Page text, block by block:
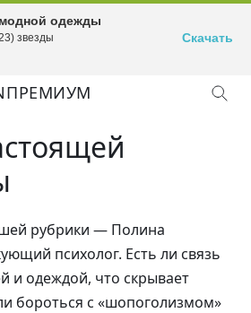
ПРЕМИУМ
рубрики — Полина
психолог. Есть ли связь
и одеждой, что скрывает
бороться с «шопоголизмом»
одежды
звезды
Скачать